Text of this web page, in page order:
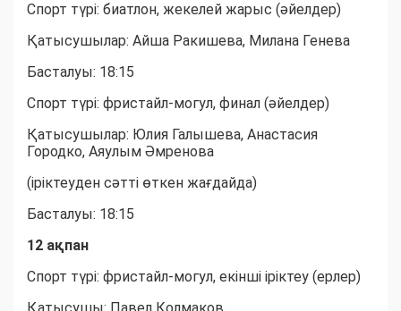
Спорт түрі: биатлон, жекелей жарыс (әйелдер)
Қатысушылар: Айша Ракишева, Милана Генева
Басталуы: 18:15
Спорт түрі: фристайл-могул, финал (әйелдер)
Қатысушылар: Юлия Галышева, Анастасия
Городко, Аяулым Әмренова
(іріктеуден сәтті өткен жағдайда)
Басталуы: 18:15
12 ақпан
Спорт түрі: фристайл-могул, екінші іріктеу (ерлер)